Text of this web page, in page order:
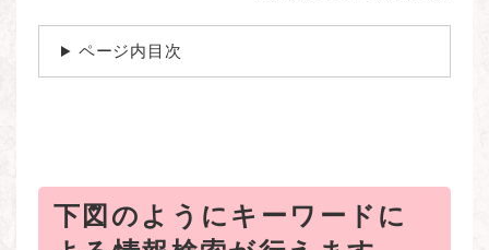
ページ内目次
下図のようにキーワードに